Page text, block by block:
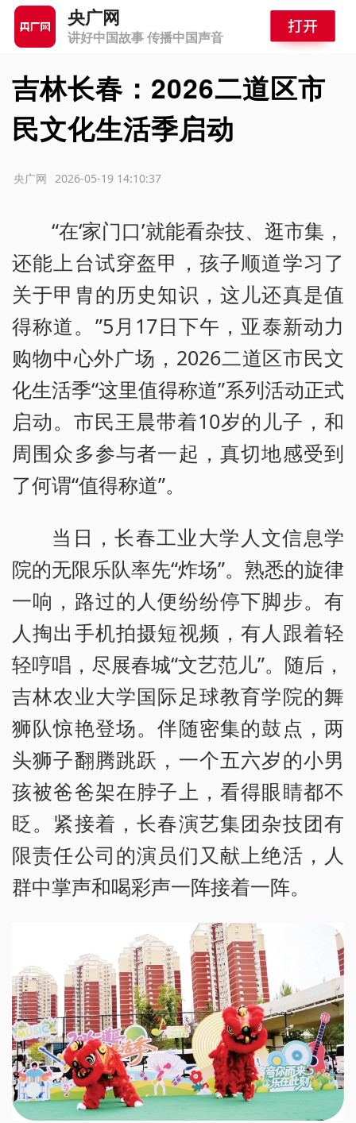
央广网
讲好中国故事 传播中国声音
吉林长春：2026二道区市
民文化生活季启动
2026-05-19 14:10:37
央广网
“在‘家门口’就能看杂技、逛市集，
还能上台试穿盔甲，孩子顺道学习了
关于甲胄的历史知识，这儿还真是值
得称道。”5月17日下午，亚泰新动力
购物中心外广场，2026二道区市民文
化生活季“这里值得称道”系列活动正式
启动。市民王晨带着10岁的儿子，和
周围众多参与者一起，真切地感受到
了何谓“值得称道”。
当日，长春工业大学人文信息学
院的无限乐队率先“炸场”。熟悉的旋律
一响，路过的人便纷纷停下脚步。有
人掏出手机拍摄短视频，有人跟着轻
轻哼唱，尽展春城“文艺范儿”。随后，
吉林农业大学国际足球教育学院的舞
狮队惊艳登场。伴随密集的鼓点，两
头狮子翻腾跳跃，一个五六岁的小男
孩被爸爸架在脖子上，看得眼睛都不
眨。紧接着，长春演艺集团杂技团有
限责任公司的演员们又献上绝活，人
群中掌声和喝彩声一阵接着一阵。